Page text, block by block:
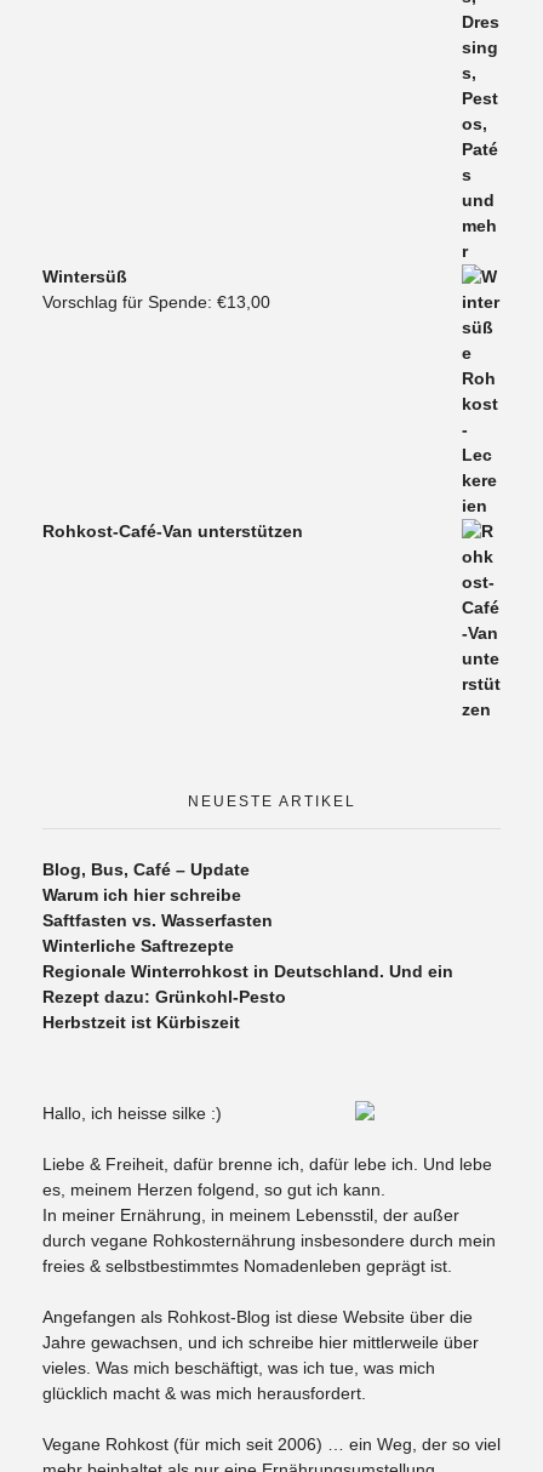
Wintersüß
Vorschlag für Spende: €13,00
Rohkost-Café-Van unterstützen
NEUESTE ARTIKEL
Blog, Bus, Café – Update
Warum ich hier schreibe
Saftfasten vs. Wasserfasten
Winterliche Saftrezepte
Regionale Winterrohkost in Deutschland. Und ein
Rezept dazu: Grünkohl-Pesto
Herbstzeit ist Kürbiszeit
Hallo, ich heisse silke :)
Liebe & Freiheit, dafür brenne ich, dafür lebe ich. Und lebe
es, meinem Herzen folgend, so gut ich kann.
In meiner Ernährung, in meinem Lebensstil, der außer
durch vegane Rohkosternährung insbesondere durch mein
freies & selbstbestimmtes Nomadenleben geprägt ist.
Angefangen als Rohkost-Blog ist diese Website über die
Jahre gewachsen, und ich schreibe hier mittlerweile über
vieles. Was mich beschäftigt, was ich tue, was mich
glücklich macht & was mich herausfordert.
Vegane Rohkost (für mich seit 2006) … ein Weg, der so viel